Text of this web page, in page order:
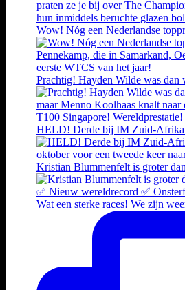
Wow! Nóg een Nederlandse
Prachtig! Hayden Wilde was dan
HELD! Derde bij IM Zuid-Afrika
Kristian Blummenfelt is groter
Wat een sterke races! We zijn